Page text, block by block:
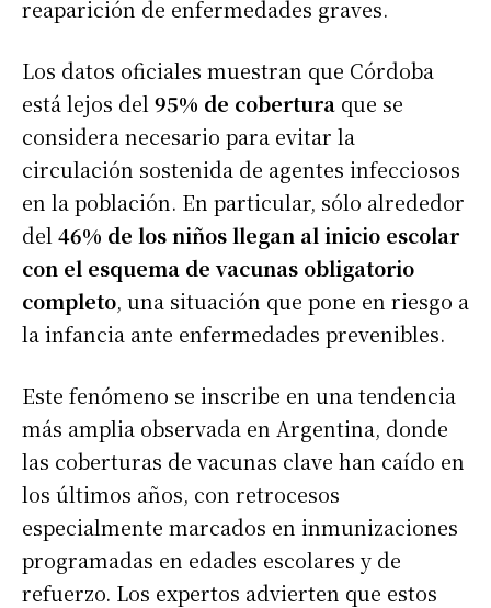
reaparición de enfermedades graves.
Los datos oficiales muestran que Córdoba
está lejos del 95% de cobertura que se
considera necesario para evitar la
circulación sostenida de agentes infecciosos
en la población. En particular, sólo alrededor
del 46% de los niños llegan al inicio escolar
con el esquema de vacunas obligatorio
completo, una situación que pone en riesgo a
la infancia ante enfermedades prevenibles.
Este fenómeno se inscribe en una tendencia
más amplia observada en Argentina, donde
las coberturas de vacunas clave han caído en
los últimos años, con retrocesos
especialmente marcados en inmunizaciones
programadas en edades escolares y de
refuerzo. Los expertos advierten que estos